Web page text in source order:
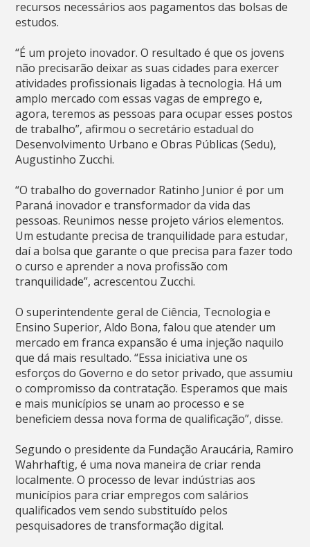
recursos necessários aos pagamentos das bolsas de
estudos.
“É um projeto inovador. O resultado é que os jovens
não precisarão deixar as suas cidades para exercer
atividades profissionais ligadas à tecnologia. Há um
amplo mercado com essas vagas de emprego e,
agora, teremos as pessoas para ocupar esses postos
de trabalho”, afirmou o secretário estadual do
Desenvolvimento Urbano e Obras Públicas (Sedu),
Augustinho Zucchi.
“O trabalho do governador Ratinho Junior é por um
Paraná inovador e transformador da vida das
pessoas. Reunimos nesse projeto vários elementos.
Um estudante precisa de tranquilidade para estudar,
daí a bolsa que garante o que precisa para fazer todo
o curso e aprender a nova profissão com
tranquilidade”, acrescentou Zucchi.
O superintendente geral de Ciência, Tecnologia e
Ensino Superior, Aldo Bona, falou que atender um
mercado em franca expansão é uma injeção naquilo
que dá mais resultado. “Essa iniciativa une os
esforços do Governo e do setor privado, que assumiu
o compromisso da contratação. Esperamos que mais
e mais municípios se unam ao processo e se
beneficiem dessa nova forma de qualificação”, disse.
Segundo o presidente da Fundação Araucária, Ramiro
Wahrhaftig, é uma nova maneira de criar renda
localmente. O processo de levar indústrias aos
municípios para criar empregos com salários
qualificados vem sendo substituído pelos
pesquisadores de transformação digital.